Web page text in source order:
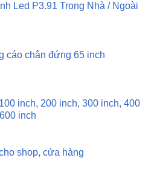
Led P3.91 Trong Nhà / Ngoài
cáo chân đứng 65 inch
inch, 200 inch, 300 inch, 400
inch
shop, cửa hàng